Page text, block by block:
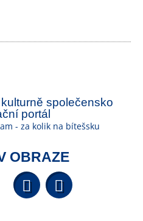
společensko
portál
- za kolik na bítešsku
OBRAZE
YouTube